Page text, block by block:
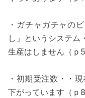
・ガチャガチャの
し」というシステム
生産はしません（ｐ
・初期受注数・・
下がっています（ｐ